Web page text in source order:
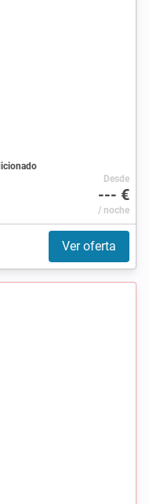
Desde
--- €
/ noche
Ver oferta